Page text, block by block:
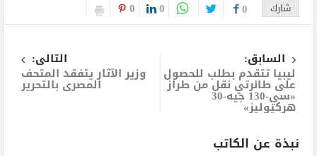
شارك 0
0
0
السابق:
ليبيا تتقدم بطلب للحصول
على طائرتي نقل من طراز
«سي-130 جيه-30
هركيوليز»
التالى:
وزير الآثار يتفقد المتحف
المصرى بالتحرير
نبذة عن الكاتب